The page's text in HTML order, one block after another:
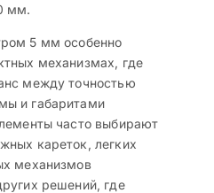
мм.
5 мм особенно
механизмах, где
между точностью
и габаритами
часто выбирают
кареток, легких
механизмов
решений, где